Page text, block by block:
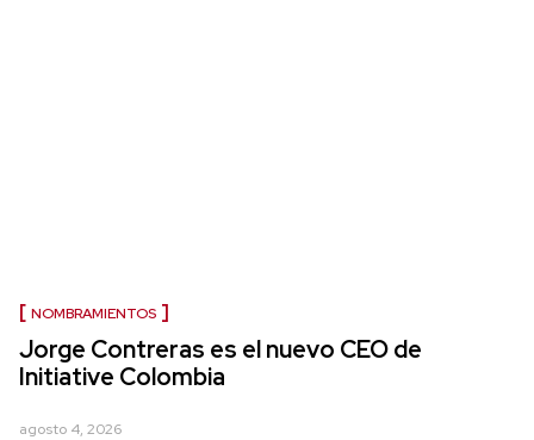
NOMBRAMIENTOS
Jorge Contreras es el nuevo CEO de
Initiative Colombia
agosto 4, 2026